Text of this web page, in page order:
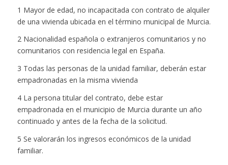
1 Mayor de edad, no incapacitada con contrato de alquiler
de una vivienda ubicada en el término municipal de Murcia.
2 Nacionalidad española o extranjeros comunitarios y no
comunitarios con residencia legal en España.
3 Todas las personas de la unidad familiar, deberán estar
empadronadas en la misma vivienda
4 La persona titular del contrato, debe estar
empadronada en el municipio de Murcia durante un año
continuado y antes de la fecha de la solicitud.
5 Se valorarán los ingresos económicos de la unidad
familiar.